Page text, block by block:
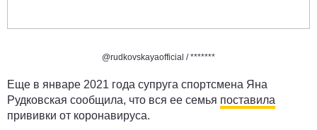
@rudkovskayaofficial / *******
Еще в январе 2021 года супруга спортсмена Яна
Рудковская сообщила, что вся ее семья поставила
прививки от коронавируса.